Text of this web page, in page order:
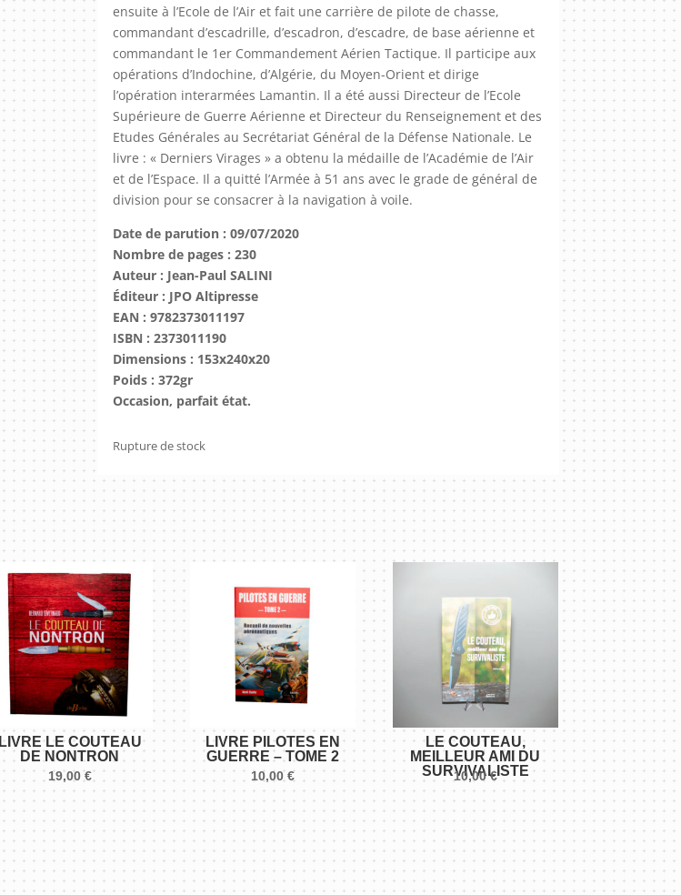
ensuite à l’Ecole de l’Air et fait une carrière de pilote de chasse,
commandant d’escadrille, d’escadron, d’escadre, de base aérienne et
commandant le 1er Commandement Aérien Tactique. Il participe aux
opérations d’Indochine, d’Algérie, du Moyen-Orient et dirige
l’opération interarmées Lamantin. Il a été aussi Directeur de l’Ecole
Supérieure de Guerre Aérienne et Directeur du Renseignement et des
Etudes Générales au Secrétariat Général de la Défense Nationale. Le
livre : « Derniers Virages » a obtenu la médaille de l’Académie de l’Air
et de l’Espace. Il a quitté l’Armée à 51 ans avec le grade de général de
division pour se consacrer à la navigation à voile.
Date de parution : 09/07/2020
Nombre de pages : 230
Auteur : Jean-Paul SALINI
Éditeur : JPO Altipresse
EAN : 9782373011197
ISBN : 2373011190
Dimensions : 153x240x20
Poids : 372gr
Occasion, parfait état.
Rupture de stock
LIVRE LE COUTEAU
DE NONTRON
19,00€
LIVRE PILOTES EN
GUERRE – TOME 2
10,00€
LE COUTEAU,
MEILLEUR AMI DU
SURVIVALISTE
10,00€